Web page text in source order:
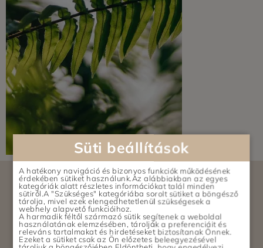
ELÉRHETŐSÉGEK
Süti beállítások
A hatékony navigáció és bizonyos funkciók működésének
érdekében sütiket használunk.Az alábbiakban az egyes
kategóriák alatt részletes információkat talál minden
sütiről.A "Szükséges" kategóriába sorolt sütiket a böngésző
tárolja, mivel ezek elengedhetetlenül szükségesek a
webhely alapvető funkcióihoz.
A harmadik féltől származó sütik segítenek a weboldal
használatának elemzésében, tárolják a preferenciáit és
releváns tartalmakat és hirdetéseket biztosítanak Önnek.
Ezeket a sütiket csak az Ön előzetes beleegyezésével